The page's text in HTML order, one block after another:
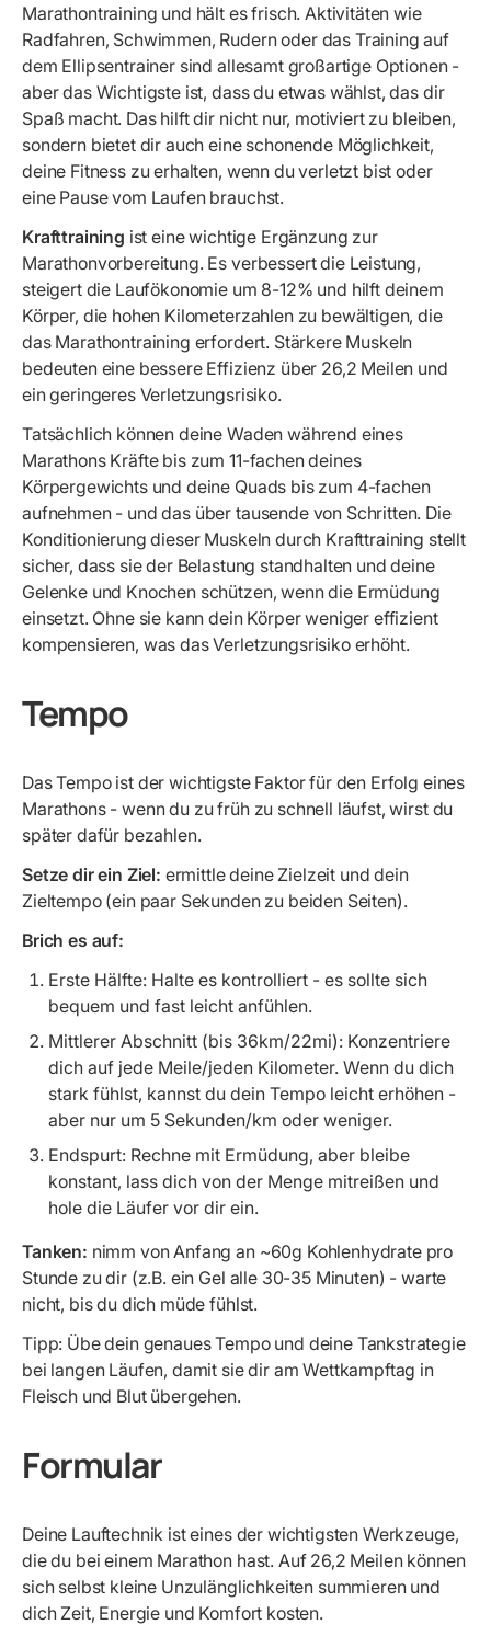
Marathontraining und hält es frisch. Aktivitäten wie
Radfahren, Schwimmen, Rudern oder das Training auf
dem Ellipsentrainer sind allesamt großartige Optionen -
aber das Wichtigste ist, dass du etwas wählst, das dir
Spaß macht. Das hilft dir nicht nur, motiviert zu bleiben,
sondern bietet dir auch eine schonende Möglichkeit,
deine Fitness zu erhalten, wenn du verletzt bist oder
eine Pause vom Laufen brauchst.
Krafttraining ist eine wichtige Ergänzung zur
Marathonvorbereitung. Es verbessert die Leistung,
steigert die Laufökonomie um 8-12% und hilft deinem
Körper, die hohen Kilometerzahlen zu bewältigen, die
das Marathontraining erfordert. Stärkere Muskeln
bedeuten eine bessere Effizienz über 26,2 Meilen und
ein geringeres Verletzungsrisiko.
Tatsächlich können deine Waden während eines
Marathons Kräfte bis zum 11-fachen deines
Körpergewichts und deine Quads bis zum 4-fachen
aufnehmen - und das über tausende von Schritten. Die
Konditionierung dieser Muskeln durch Krafttraining stellt
sicher, dass sie der Belastung standhalten und deine
Gelenke und Knochen schützen, wenn die Ermüdung
einsetzt. Ohne sie kann dein Körper weniger effizient
kompensieren, was das Verletzungsrisiko erhöht.
Tempo
Das Tempo ist der wichtigste Faktor für den Erfolg eines
Marathons - wenn du zu früh zu schnell läufst, wirst du
später dafür bezahlen.
Setze dir ein Ziel: ermittle deine Zielzeit und dein
Zieltempo (ein paar Sekunden zu beiden Seiten).
Brich es auf:
Erste Hälfte: Halte es kontrolliert - es sollte sich
bequem und fast leicht anfühlen.
Mittlerer Abschnitt (bis 36km/22mi): Konzentriere
dich auf jede Meile/jeden Kilometer. Wenn du dich
stark fühlst, kannst du dein Tempo leicht erhöhen -
aber nur um 5 Sekunden/km oder weniger.
Endspurt: Rechne mit Ermüdung, aber bleibe
konstant, lass dich von der Menge mitreißen und
hole die Läufer vor dir ein.
Tanken: nimm von Anfang an ~60g Kohlenhydrate pro
Stunde zu dir (z.B. ein Gel alle 30-35 Minuten) - warte
nicht, bis du dich müde fühlst.
Tipp: Übe dein genaues Tempo und deine Tankstrategie
bei langen Läufen, damit sie dir am Wettkampftag in
Fleisch und Blut übergehen.
Formular
Deine Lauftechnik ist eines der wichtigsten Werkzeuge,
die du bei einem Marathon hast. Auf 26,2 Meilen können
sich selbst kleine Unzulänglichkeiten summieren und
dich Zeit, Energie und Komfort kosten.